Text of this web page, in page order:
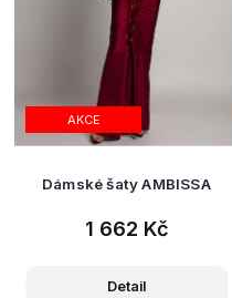
AKCE
Dámské šaty AMBISSA
1 662 Kč
Detail